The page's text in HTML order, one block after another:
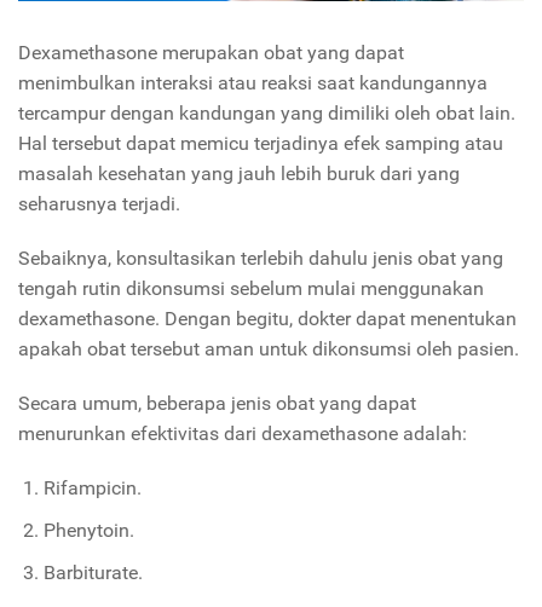
Dexamethasone merupakan obat yang dapat
menimbulkan interaksi atau reaksi saat kandungannya
tercampur dengan kandungan yang dimiliki oleh obat lain.
Hal tersebut dapat memicu terjadinya efek samping atau
masalah kesehatan yang jauh lebih buruk dari yang
seharusnya terjadi.
Sebaiknya, konsultasikan terlebih dahulu jenis obat yang
tengah rutin dikonsumsi sebelum mulai menggunakan
dexamethasone. Dengan begitu, dokter dapat menentukan
apakah obat tersebut aman untuk dikonsumsi oleh pasien.
Secara umum, beberapa jenis obat yang dapat
menurunkan efektivitas dari dexamethasone adalah:
Rifampicin.
Phenytoin.
Barbiturate.